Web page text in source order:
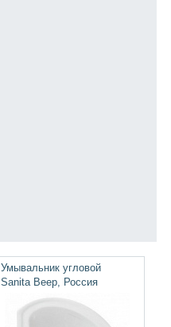
Умывальник угловой
Sanita Веер, Россия